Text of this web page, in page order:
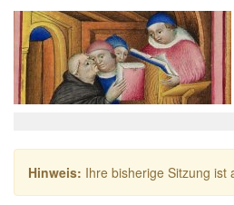
Hinweis: Ihre bisherige Sitzung ist